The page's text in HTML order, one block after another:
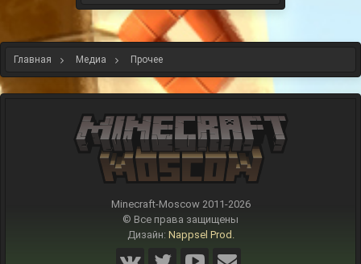
Главная Медиа Прочее
Minecraft-Moscow 2011-2026
© Все права защищены
Дизайн: Nappsel Prod.